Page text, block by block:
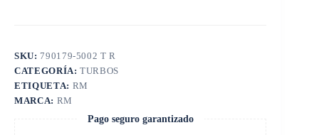
SKU: 790179-5002 T R
CATEGORÍA:TURBOS
ETIQUETA: RM
MARCA: RM
Pago seguro garantizado